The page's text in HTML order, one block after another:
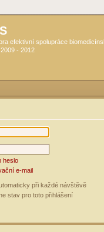
efektivní spolupráce
- 2012
heslo
e-mail
při každé návštěvě
stav pro toto přihlášení